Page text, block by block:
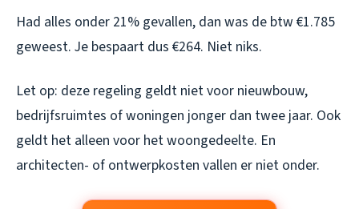
Had alles onder 21% gevallen, dan was de btw €1.785
geweest. Je bespaart dus €264. Niet niks.
Let op: deze regeling geldt niet voor nieuwbouw,
bedrijfsruimtes of woningen jonger dan twee jaar. Ook
geldt het alleen voor het woongedeelte. En
architecten- of ontwerpkosten vallen er niet onder.